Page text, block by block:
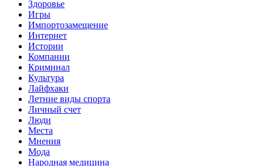
Здоровье
Игры
Импортозамещение
Интернет
Истории
Компании
Криминал
Культура
Лайфхаки
Летние виды спорта
Личный счет
Люди
Места
Мнения
Мода
Народная медицина